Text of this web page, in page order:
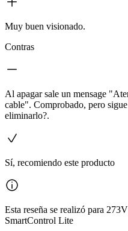
Muy buen visionado.
Contras
Al apagar sale un mensage
cable". Comprobado, pero
eliminarlo?.
Sí, recomiendo este producto
Esta reseña se realizó para
SmartControl Lite